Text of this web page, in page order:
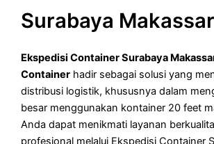
Surabaya Makassar
Ekspedisi Container Surabaya
Container hadir sebagai solusi yang
distribusi logistik, khususnya dalam
besar menggunakan kontainer 20 feet
Anda dapat menikmati layanan